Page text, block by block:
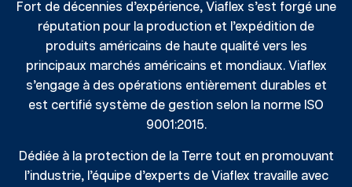
Fort de décennies d’expérience, Viaflex s’est forgé une
réputation pour la production et l’expédition de
produits américains de haute qualité vers les
principaux marchés américains et mondiaux. Viaflex
s’engage à des opérations entièrement durables et
est certifié système de gestion selon la norme ISO
9001:2015.
Dédiée à la protection de la Terre tout en promouvant
l’industrie, l’équipe d’experts de Viaflex travaille avec